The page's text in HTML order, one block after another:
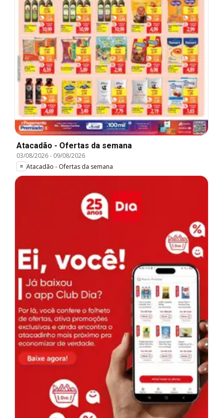
Atacadão - Ofertas da semana
03/08/2026- 09/08/2026
Atacadão - Ofertas da semana